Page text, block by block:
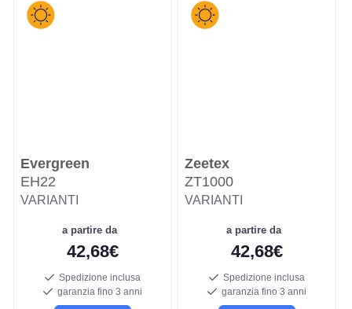
Evergreen
EH22
VARIANTI
a partire da
42,68€
Spedizione inclusa
garanzia fino 3 anni
Zeetex
ZT1000
VARIANTI
a partire da
42,68€
Spedizione inclusa
garanzia fino 3 anni